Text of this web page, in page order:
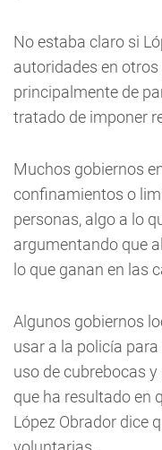
No estaba claro si
autoridades en
principalmente de
tratado de imponer
Muchos gobiernos
confinamientos o
personas, algo a lo
argumentando que
lo que ganan en las
Algunos gobiernos
usar a la policía
uso de cubrebocas
que ha resultado en
López Obrador dice